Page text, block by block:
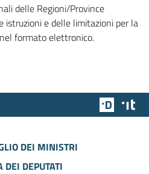
delle Regioni/Province
istruzioni e delle limitazioni per la
formato elettronico.
Team
DEI MINISTRI
DEI DEPUTATI